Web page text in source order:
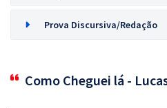
Prova Discursiva/Redação
Como Cheguei lá -